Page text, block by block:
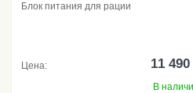
Блок питания для рации
Цена: 11
В